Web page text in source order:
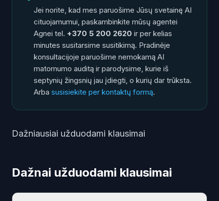
Jei norite, kad mes paruošime Jūsų svetainę AI
cituojamumui, paskambinkite mūsų agentei
Agnei tel. +370 5 200 2620 ir per kelias
minutes susitarsime susitikimą. Pradinėje
konsultacijoje paruošime nemokamą AI
matomumo auditą ir parodysime, kurie iš
septynių žingsnių jau įdiegti, o kurių dar trūksta.
Arba susisiekite per kontaktų formą.
Dažniausiai užduodami klausimai
Dažnai užduodami klausimai